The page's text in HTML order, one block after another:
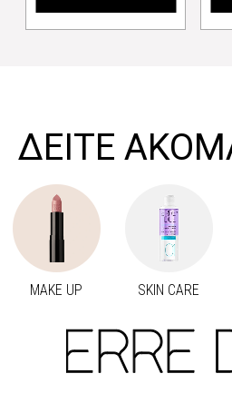
ΔΕΙΤΕ
MAKE UP SKIN CARE